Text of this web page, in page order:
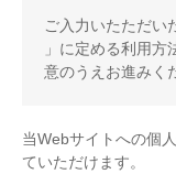
ご入力いたただい
」に定める利用方
意のうえお進みく
当Webサイトへの個
ていただけます。